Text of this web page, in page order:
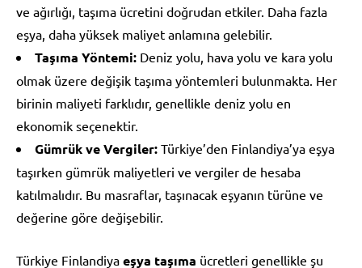
ve ağırlığı, taşıma ücretini doğrudan etkiler. Daha fazla
eşya, daha yüksek maliyet anlamına gelebilir.
Taşıma Yöntemi: Deniz yolu, hava yolu ve kara yolu
olmak üzere değişik taşıma yöntemleri bulunmakta. Her
birinin maliyeti farklıdır, genellikle deniz yolu en
ekonomik seçenektir.
Gümrük ve Vergiler: Türkiye’den Finlandiya’ya eşya
taşırken gümrük maliyetleri ve vergiler de hesaba
katılmalıdır. Bu masraflar, taşınacak eşyanın türüne ve
değerine göre değişebilir.
Türkiye Finlandiya eşya taşıma ücretleri genellikle şu